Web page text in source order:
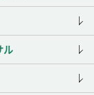
ル